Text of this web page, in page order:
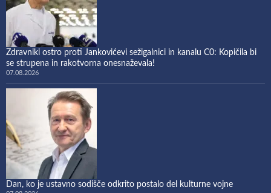
Zdravniki ostro proti Jankovićevi sežigalnici in kanalu C0: Kopičila bi
se strupena in rakotvorna onesnaževala!
07.08.2026
Dan, ko je ustavno sodišče odkrito postalo del kulturne vojne